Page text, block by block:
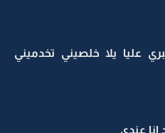
عليا يلا خلصيني تخدميني